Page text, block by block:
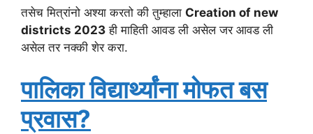
तसेच मित्रांनो अश्या करतो की तुम्हाला Creation of new
districts 2023 ही माहिती आवड ली असेल जर आवड ली
असेल तर नक्की शेर करा.
पालिका विद्यार्थ्यांना मोफत बस
प्रवास?